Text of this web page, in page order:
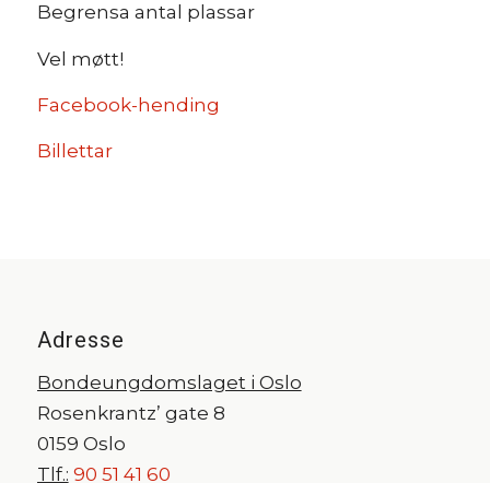
Begrensa antal plassar
Vel møtt!
Facebook-hending
Billettar
Adresse
Bondeungdomslaget i Oslo
Rosenkrantz’ gate 8
0159 Oslo
Tlf.: 90 51 41 60